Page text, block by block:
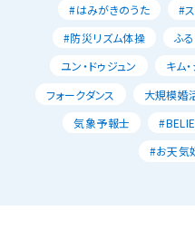
#はみがきのうた
#
#防災リズム体操
ふ
ユン・ドゥジュン
キム
フォークダンス
大規模婚
気象予報士
#お天気